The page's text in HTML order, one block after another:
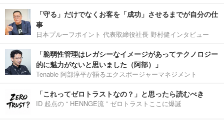
「守る」だけでなくお客を「成功」させるまでが自分の仕
事
日本プルーフポイント 代表取締役社長 野村健インタビュー
「脆弱性管理はレガシーなイメージがあってテクノロジー
的に魅力がないと思いました（阿部）」
Tenable 阿部淳平が語るエクスポージャーマネジメント
「これってゼロトラストなの？」と思ったら読むべき
ID 起点の “ HENNGE流 ” ゼロトラストここに爆誕